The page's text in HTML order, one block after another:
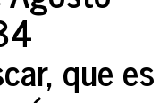
que es